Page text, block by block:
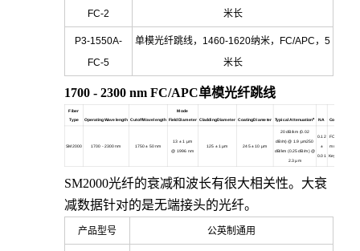
FC-2
米长
P3-1550A-
FC-5
单模光纤跳线，1460-1620纳米，FC/APC，5
米长
1700 - 2300 nm FC/APC单模光纤跳线
Fiber
Type
OperatingWavelength CutoffWavelength
Mode
FieldDiameter CladdingDiameter CoatingDiameter Typical Attenuationa NA Connectors
SM2000 1700 - 2300 nm 1750± 50 nm
13± 1 µm
@ 1996 nm
125 ± 1 µm 245± 10 µm
20 dB/km (0.02
dB/m) @ 1.9 µm250
dB/km (0.25 dB/m) @
2.3 µm
0.12
±
0.01
FC/APC 2.0
mm Narrow
Key30126A3
SM2000光纤的衰减和波长有很大相关性。大衰
减数据针对的是无端接头的光纤。
产品型号 公英制通用